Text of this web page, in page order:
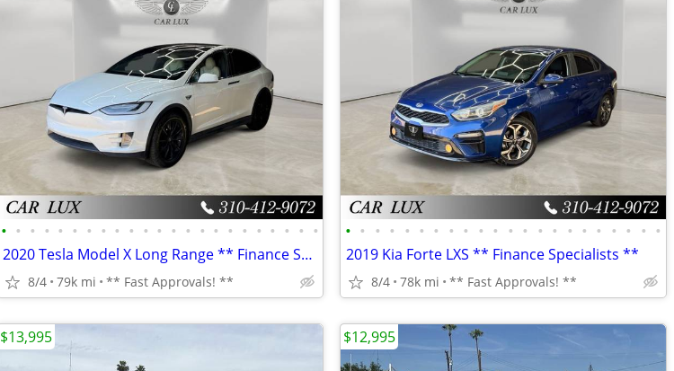
• • • • • • • • • • • • • • • • • • • • • • •
2020 Tesla Model X Long Range ** Finance Specialists **
8/4 79k mi ** Fast Approvals! **
• • • • • • • • • • • • • • • • • • • • • •
2019 Kia Forte LXS ** Finance Specialists **
8/4 78k mi ** Fast Approvals! **
$13,995 $12,995